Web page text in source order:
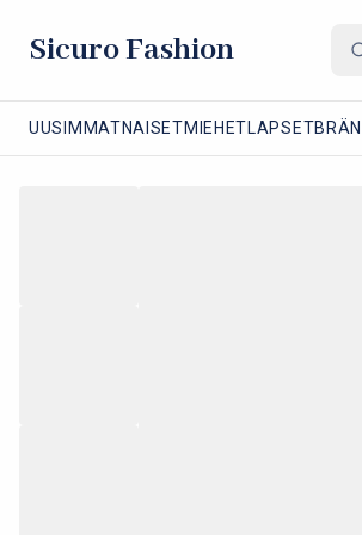
Sicuro Fashion
UUSIMMATNAISETMIEHETLAPSET